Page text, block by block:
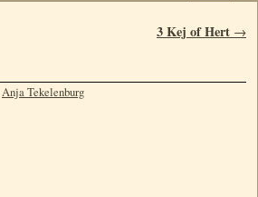
3 Kej of Hert →
Anja Tekelenburg